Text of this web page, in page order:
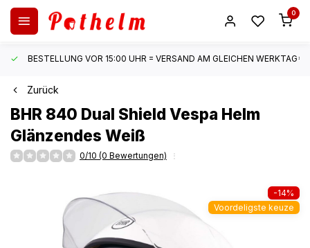
0
BESTELLUNG VOR 15:00 UHR = VERSAND AM GLEICHEN WERKTAG*
Zurück
BHR 840 Dual Shield Vespa Helm
Glänzendes Weiß
0/10 (0 Bewertungen)
-14%
Voordeligste keuze